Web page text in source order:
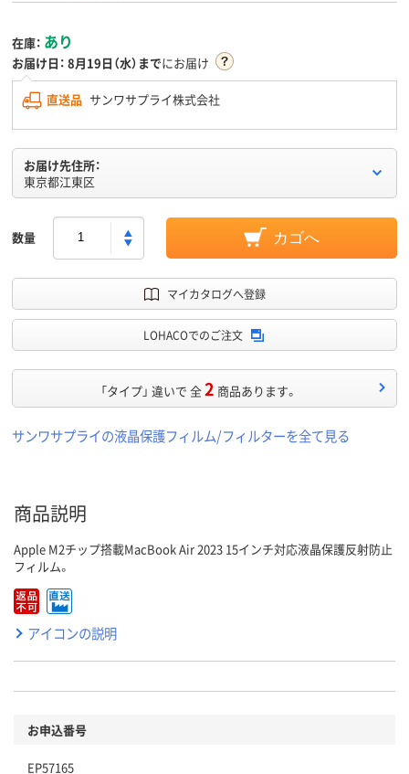
在庫： あり
お届け日： 8月19日（水）までにお届け
直送品 サンワサプライ株式会社
お届け先住所：
東京都江東区
数量 カゴへ
マイカタログへ登録
LOHACOでのご注文
「タイプ」 違いで 全2 商品あります。
サンワサプライの液晶保護フィルム/フィルターを全て見る
商品説明
Apple M2チップ搭載MacBook Air 2023 15インチ対応液晶保護反射防止
フィルム。
アイコンの説明
お申込番号
EP57165